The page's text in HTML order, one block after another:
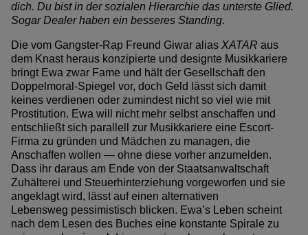
dich. Du bist in der sozialen Hierarchie das unterste Glied.
Sogar Dealer haben ein besseres Standing.
Die vom Gangster-Rap Freund Giwar alias XATAR aus
dem Knast heraus konzipierte und designte Musikkariere
bringt Ewa zwar Fame und hält der Gesellschaft den
Doppelmoral-Spiegel vor, doch Geld lässt sich damit
keines verdienen oder zumindest nicht so viel wie mit
Prostitution. Ewa will nicht mehr selbst anschaffen und
entschließt sich parallell zur Musikkariere eine Escort-
Firma zu gründen und Mädchen zu managen, die
Anschaffen wollen — ohne diese vorher anzumelden.
Dass ihr daraus am Ende von der Staatsanwaltschaft
Zuhälterei und Steuerhinterziehung vorgeworfen und sie
angeklagt wird, lässt auf einen alternativen
Lebensweg pessimistisch blicken. Ewa’s Leben scheint
nach dem Lesen des Buches eine konstante Spirale zu